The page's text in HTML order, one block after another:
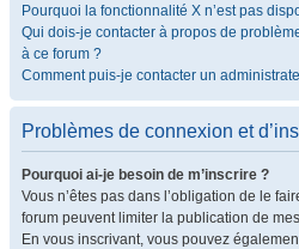
Pourquoi la fonctionnalité X n’est pas
Qui dois-je contacter à propos de
à ce forum ?
Comment puis-je contacter un
Problèmes de connexion et
Pourquoi ai-je besoin de m’inscrire ?
Vous n’êtes pas dans l’obligation de le
forum peuvent limiter la publication de
En vous inscrivant, vous pouvez